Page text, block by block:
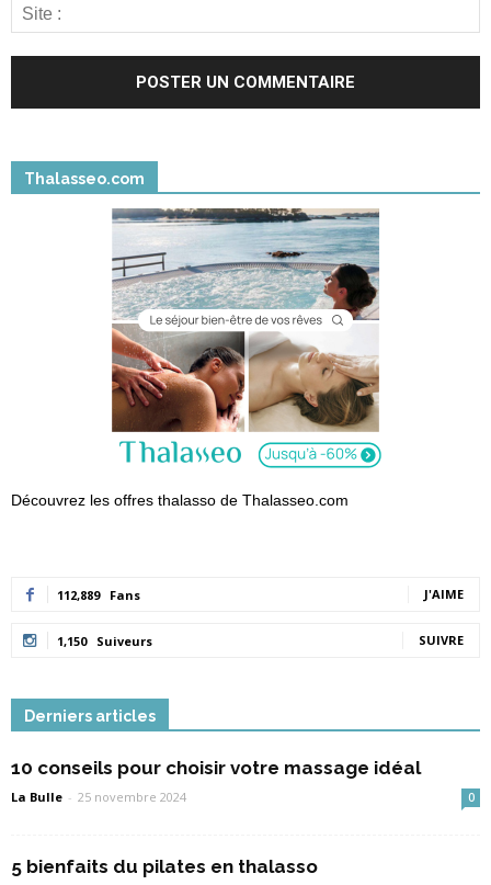
Thalasseo.com
Découvrez les offres thalasso de Thalasseo.com
112,889 Fans J'AIME
1,150 Suiveurs SUIVRE
Derniers articles
10 conseils pour choisir votre massage idéal
La Bulle - 25 novembre 2024 0
5 bienfaits du pilates en thalasso